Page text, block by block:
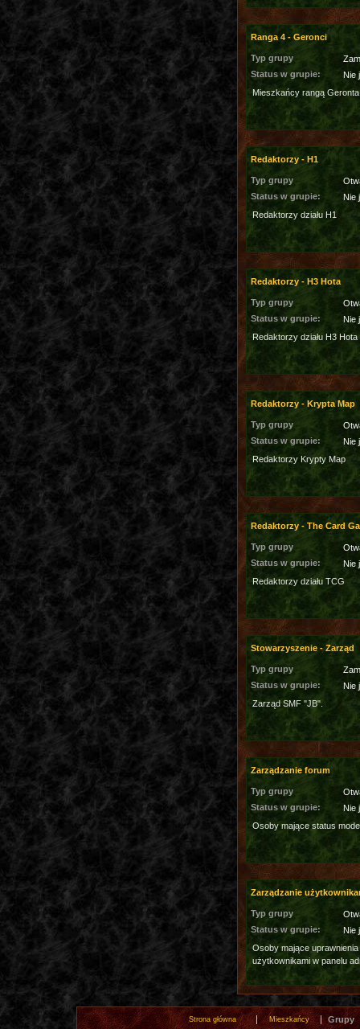
Ranga 4 - Geronci
Typ grupy
Status w grupie:
Nie
Mieszkańcy rangą
Redaktorzy - H1
Typ grupy
Status w grupie:
Nie
Redaktorzy działu H1
Redaktorzy - H3 Hota
Typ grupy
Status w grupie:
Nie
Redaktorzy działu H3 Hota
Redaktorzy - Krypta Map
Typ grupy
Status w grupie:
Nie
Redaktorzy Krypty Map
Redaktorzy - The Card
Typ grupy
Status w grupie:
Nie
Redaktorzy działu TCG
Stowarzyszenie - Zarząd
Typ grupy
Status w grupie:
Nie
Zarząd SMF "JB".
Zarządzanie forum
Typ grupy
Status w grupie:
Nie
Osoby mające status
Zarządzanie
Typ grupy
Status w grupie:
Nie
Osoby mające
użytkownikami w panelu
Strona główna Mieszkańcy Grupy